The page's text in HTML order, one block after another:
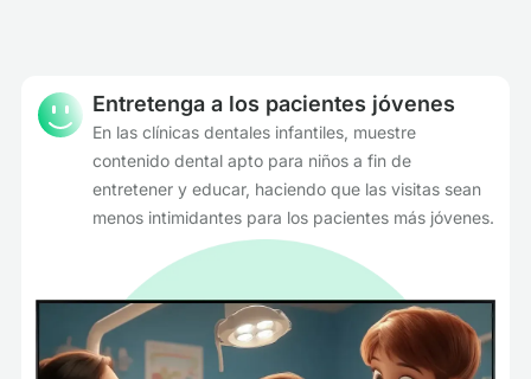
Entretenga a los pacientes jóvenes
En las clínicas dentales infantiles, muestre
contenido dental apto para niños a fin de
entretener y educar, haciendo que las visitas sean
menos intimidantes para los pacientes más jóvenes.